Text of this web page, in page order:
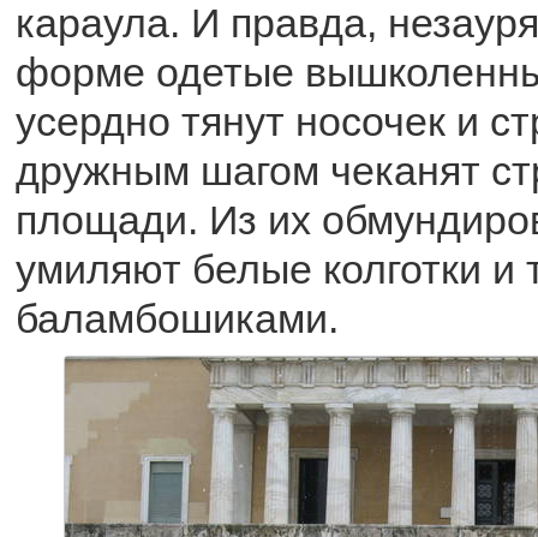
караула. И правда,
форме одетые
усердно тянут носочек и
дружным шагом чеканят
площади. Из их
умиляют белые колготки и
баламбошиками.